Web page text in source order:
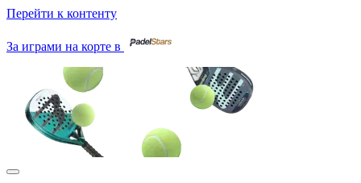
Перейти к контенту
За играми на корте в